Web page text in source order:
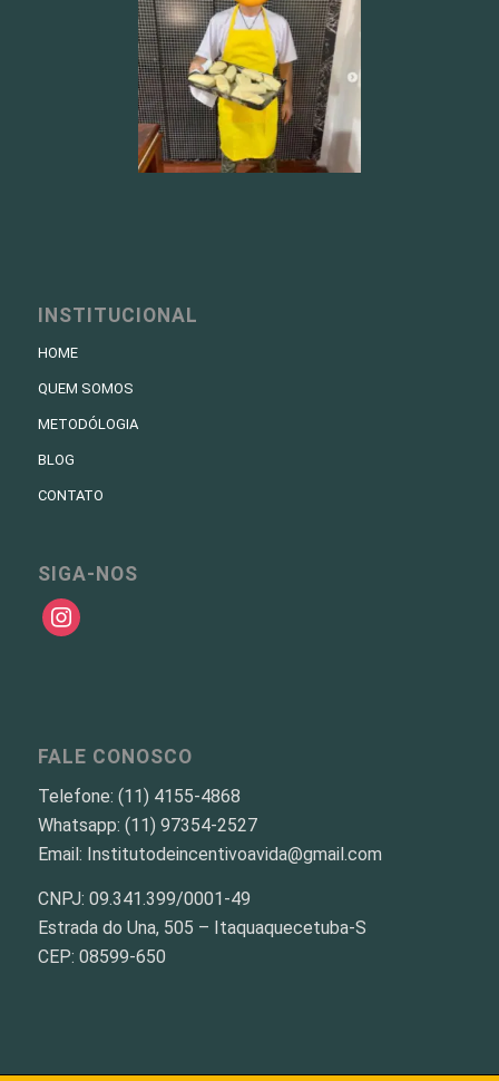
INSTITUCIONAL
HOME
QUEM SOMOS
METODÓLOGIA
BLOG
CONTATO
SIGA-NOS
instagram
FALE CONOSCO
Telefone: (11) 4155-4868
Whatsapp: (11) 97354-2527
Email: Institutodeincentivoavida@gmail.com
CNPJ: 09.341.399/0001-49
Estrada do Una, 505 – Itaquaquecetuba-S
CEP: 08599-650